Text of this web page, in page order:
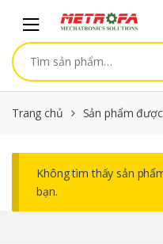
Tìm kiếm:
Trang chủ Sản phẩm
Không tìm thấy sản
bạn.